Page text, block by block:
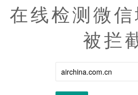
在线检测微
被拦